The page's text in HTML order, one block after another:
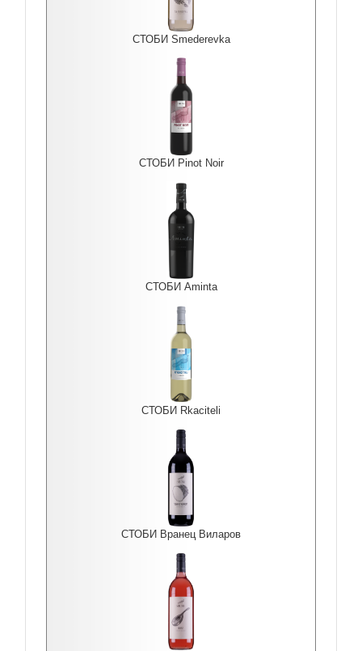
СТОБИ Smederevka
СТОБИ Pinot Noir
СТОБИ Aminta
СТОБИ Rkaciteli
СТОБИ Вранец Виларов